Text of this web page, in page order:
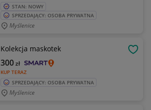
STAN: NOWY
SPRZEDAJĄCY: OSOBA PRYWATNA
Myślenice
Kolekcja maskotek
KUP TERAZ
300zł
SPRZEDAJĄCY: OSOBA PRYWATNA
Myślenice